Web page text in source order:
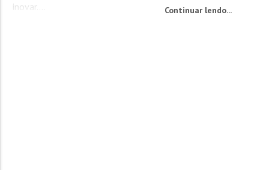
inovar....
Continuar lendo...